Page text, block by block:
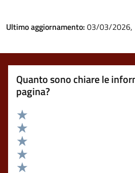
Ultimo aggiornamento: 03/03/2026,
Quanto sono chiare le
pagina?
Valuta 5 stelle su 5
Valuta 4 stelle su 5
Valuta 3 stelle su 5
Valuta 2 stelle su 5